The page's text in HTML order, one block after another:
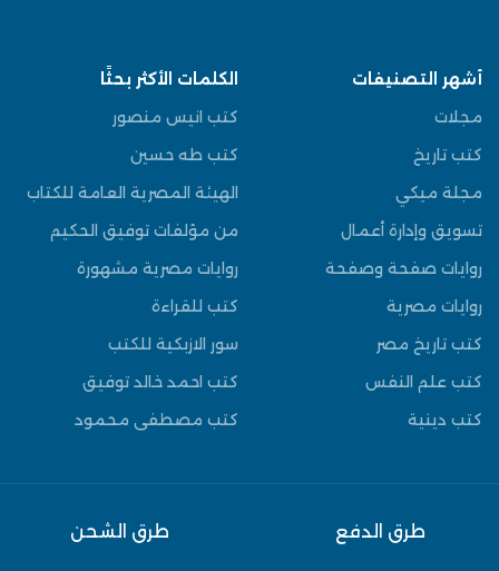
أشهر التصنيفات
مجلات
كتب تاريخ
مجلة ميكي
تسويق وإدارة أعمال
روايات صفحة وصفحة
روايات مصرية
كتب تاريخ مصر
كتب علم النفس
كتب دينية
الكلمات الأكثر بحثًا
كتب انيس منصور
كتب طه حسين
الهيئة المصرية العامة للكتاب
من مؤلفات توفيق الحكيم
روايات مصرية مشهورة
كتب للقراءة
سور الازبكية للكتب
كتب احمد خالد توفيق
كتب مصطفى محمود
طرق الدفع طرق الشحن